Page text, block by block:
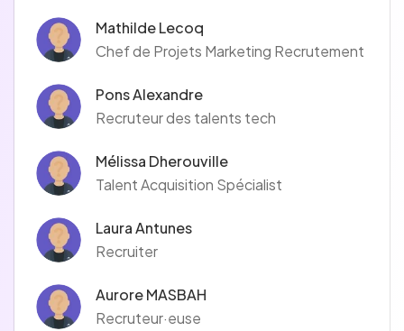
Mathilde Lecoq
Chef de Projets Marketing Recrutement
Pons Alexandre
Recruteur des talents tech
Mélissa Dherouville
Talent Acquisition Spécialist
Laura Antunes
Recruiter
Aurore MASBAH
Recruteur·euse